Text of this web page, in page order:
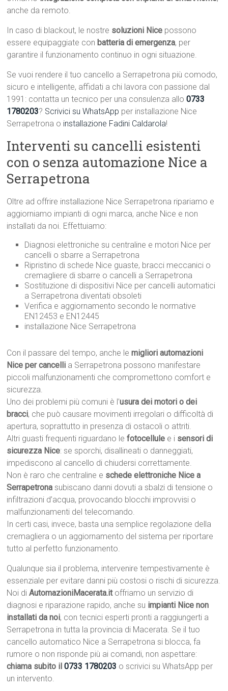
anche da remoto.
In caso di blackout, le nostre soluzioni Nice possono
essere equipaggiate con batteria di emergenza, per
garantire il funzionamento continuo in ogni situazione.
Se vuoi rendere il tuo cancello a Serrapetrona più comodo,
sicuro e intelligente, affidati a chi lavora con passione dal
1991: contatta un tecnico per una consulenza allo0733
1780203? Scrivici su WhatsApp per installazione Nice
Serrapetrona o installazione Fadini Caldarola!
Interventi su cancelli esistenti
con o senza automazione Nice a
Serrapetrona
Oltre ad offrire installazione Nice Serrapetrona ripariamo e
aggiorniamo impianti di ogni marca, anche Nice e non
installati da noi. Effettuiamo:
Diagnosi elettroniche su centraline e motori Nice per
cancelli o sbarre a Serrapetrona
Ripristino di schede Nice guaste, bracci meccanici o
cremagliere di sbarre o cancelli a Serrapetrona
Sostituzione di dispositivi Nice per cancelli automatici
a Serrapetrona diventati obsoleti
Verifica e aggiornamento secondo le normative
EN12453 e EN12445
installazione Nice Serrapetrona
Con il passare del tempo, anche lemigliori automazioni
Nice per cancelli a Serrapetrona possono manifestare
piccoli malfunzionamenti che compromettono comfort e
sicurezza.
Uno dei problemi più comuni è l’usura dei motori o dei
bracci, che può causare movimenti irregolari o difficoltà di
apertura, soprattutto in presenza di ostacoli o attriti.
Altri guasti frequenti riguardano lefotocellule e i sensori di
sicurezza Nice: se sporchi, disallineati o danneggiati,
impediscono al cancello di chiudersi correttamente.
Non è raro che centraline e schede elettroniche Nice a
Serrapetrona subiscano danni dovuti a sbalzi di tensione o
infiltrazioni d’acqua, provocando blocchi improvvisi o
malfunzionamenti del telecomando.
In certi casi, invece, basta una semplice regolazione della
cremagliera o un aggiornamento del sistema per riportare
tutto al perfetto funzionamento.
Qualunque sia il problema, intervenire tempestivamente è
essenziale per evitare danni più costosi o rischi di sicurezza.
Noi diAutomazioniMacerata.itoffriamo un servizio di
diagnosi e riparazione rapido, anche su impianti Nice non
installati da noi, con tecnici esperti pronti a raggiungerti a
Serrapetrona in tutta la provincia di Macerata. Se il tuo
cancello automatico Nice a Serrapetrona si blocca, fa
rumore o non risponde più ai comandi, non aspettare:
chiama subito il0733 1780203 o scrivici su WhatsApp per
un intervento.